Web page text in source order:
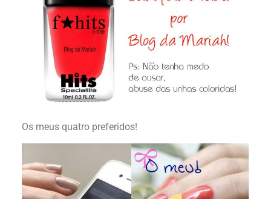
Os meus quatro preferidos!